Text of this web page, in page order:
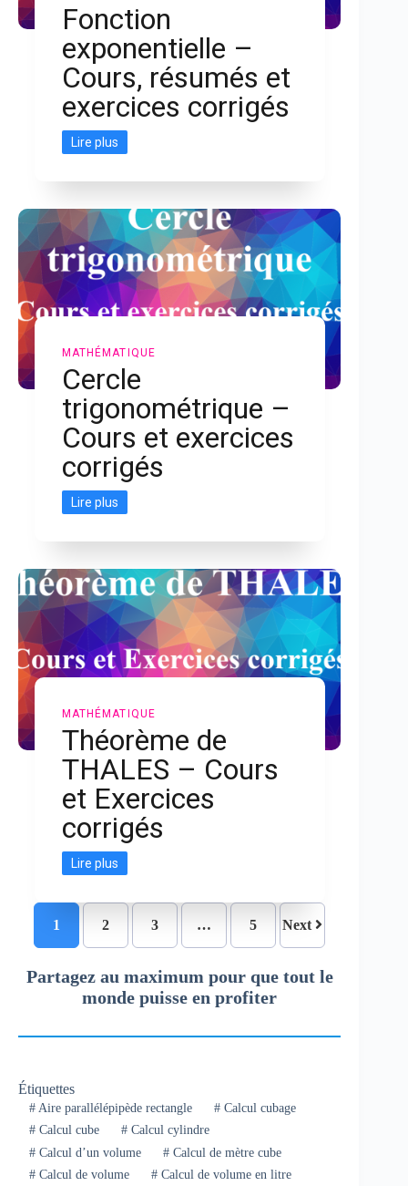
Fonction
exponentielle –
Cours, résumés et
exercices corrigés
Lire plus
MATHÉMATIQUE
Cercle
trigonométrique –
Cours et exercices
corrigés
Lire plus
MATHÉMATIQUE
Théorème de
THALES – Cours
et Exercices
corrigés
Lire plus
1 2 3 … 5 Next
Partagez au maximum pour que tout le
monde puisse en profiter
Étiquettes
#Aire parallélépipède rectangle #Calcul cubage
#Calcul cube #Calcul cylindre
#Calcul d’un volume #Calcul de mètre cube
#Calcul de volume #Calcul de volume en litre